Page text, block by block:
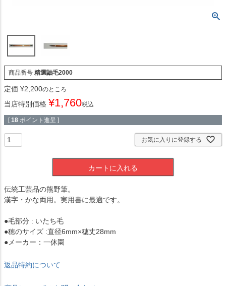
商品番号 精選鼬毛2000
定価 ¥2,200のところ
当店特別価格 ¥1,760税込
[ 18 ポイント進呈 ]
お気に入りに登録する
カートに入れる
伝統工芸品の熊野筆。
漢字・かな両用。実用書に最適です。
●毛部分 : いたち毛
●穂のサイズ :直径6mm×穂丈28mm
●メーカー：一休園
返品特約について